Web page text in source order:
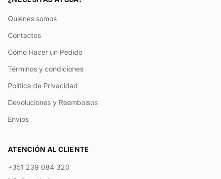
Quiénes somos
Contactos
Cómo Hacer un Pedido
Términos y condiciones
Política de Privacidad
Devoluciones y Reembolsos
Envíos
ATENCIÓN AL CLIENTE
+351 239 084 320